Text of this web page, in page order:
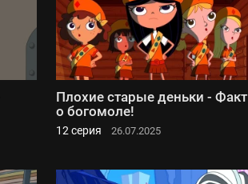
Плохие старые деньки - Факт
о богомоле!
12 серия 26.07.2025